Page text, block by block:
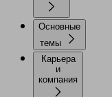
Основные
темы
Карьера
и
компания